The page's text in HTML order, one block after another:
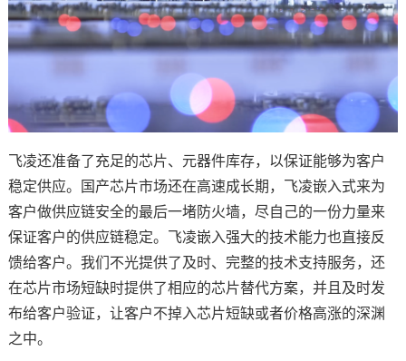
飞凌还准备了充足的芯片、元器件库存，以保证能够为客户
稳定供应。国产芯片市场还在高速成长期，飞凌嵌入式来为
客户做供应链安全的最后一堵防火墙，尽自己的一份力量来
保证客户的供应链稳定。飞凌嵌入强大的技术能力也直接反
馈给客户。我们不光提供了及时、完整的技术支持服务，还
在芯片市场短缺时提供了相应的芯片替代方案，并且及时发
布给客户验证，让客户不掉入芯片短缺或者价格高涨的深渊
之中。